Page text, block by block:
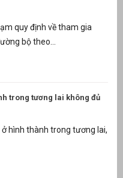
quy định về tham gia
bộ theo...
trong tương lai không đủ
ở hình thành trong tương lai,